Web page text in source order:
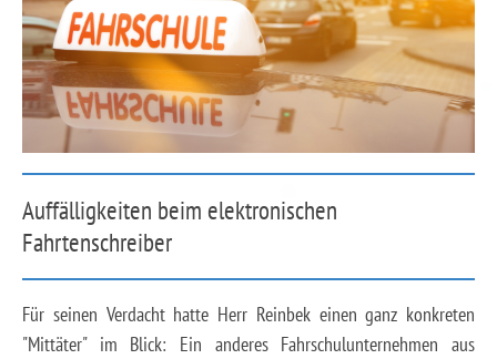
Auffälligkeiten beim elektronischen
Fahrtenschreiber
Für seinen Verdacht hatte Herr Reinbek einen ganz konkreten
"Mittäter" im Blick: Ein anderes Fahrschulunternehmen aus